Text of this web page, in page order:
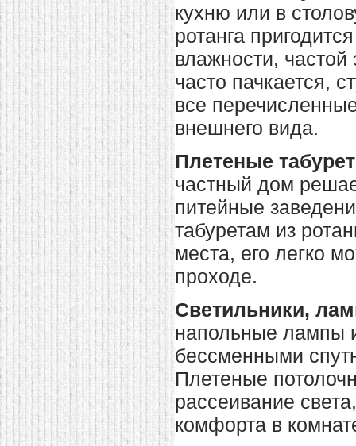
домашнем использовании.
Эта мебель имеет
некоторые преимущества
перед той же стенкой для
гостиной, к примеру,
поскольку она более
легкая и не загромождает
пространство. В спальне
этот предмет можно
поставить у изголовья
кровати, чтобы заполнить
пустующее там
место. Также стеллажи
очень часто используют в
качестве разграничителей
комнаты, например, на
рабочую зону и
пространство для отдыха.
Особенно это актуально
для однокомнатных
квартир.
кухню или в
ротанга
влажности, частой
часто пачкается,
все
внешнего вида.
Плетеные
частный дом
питейные
табуретам из
места, его легко
проходе.
Светильники,
напольные лампы
бессменными
Плетеные
рассеивание
комфорта в